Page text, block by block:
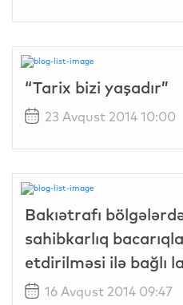
“Tarix bizi yaşadır”
23 Avqust 2014 10:00
Bakıətrafı
sahibkarlıq
etdirilməsi ilə bağlı
16 Avqust 2014 09:47